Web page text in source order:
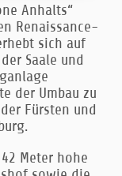
Anhalts“
Renaissance-
sich auf
Saale und
der Umbau zu
Fürsten und
Meter hohe